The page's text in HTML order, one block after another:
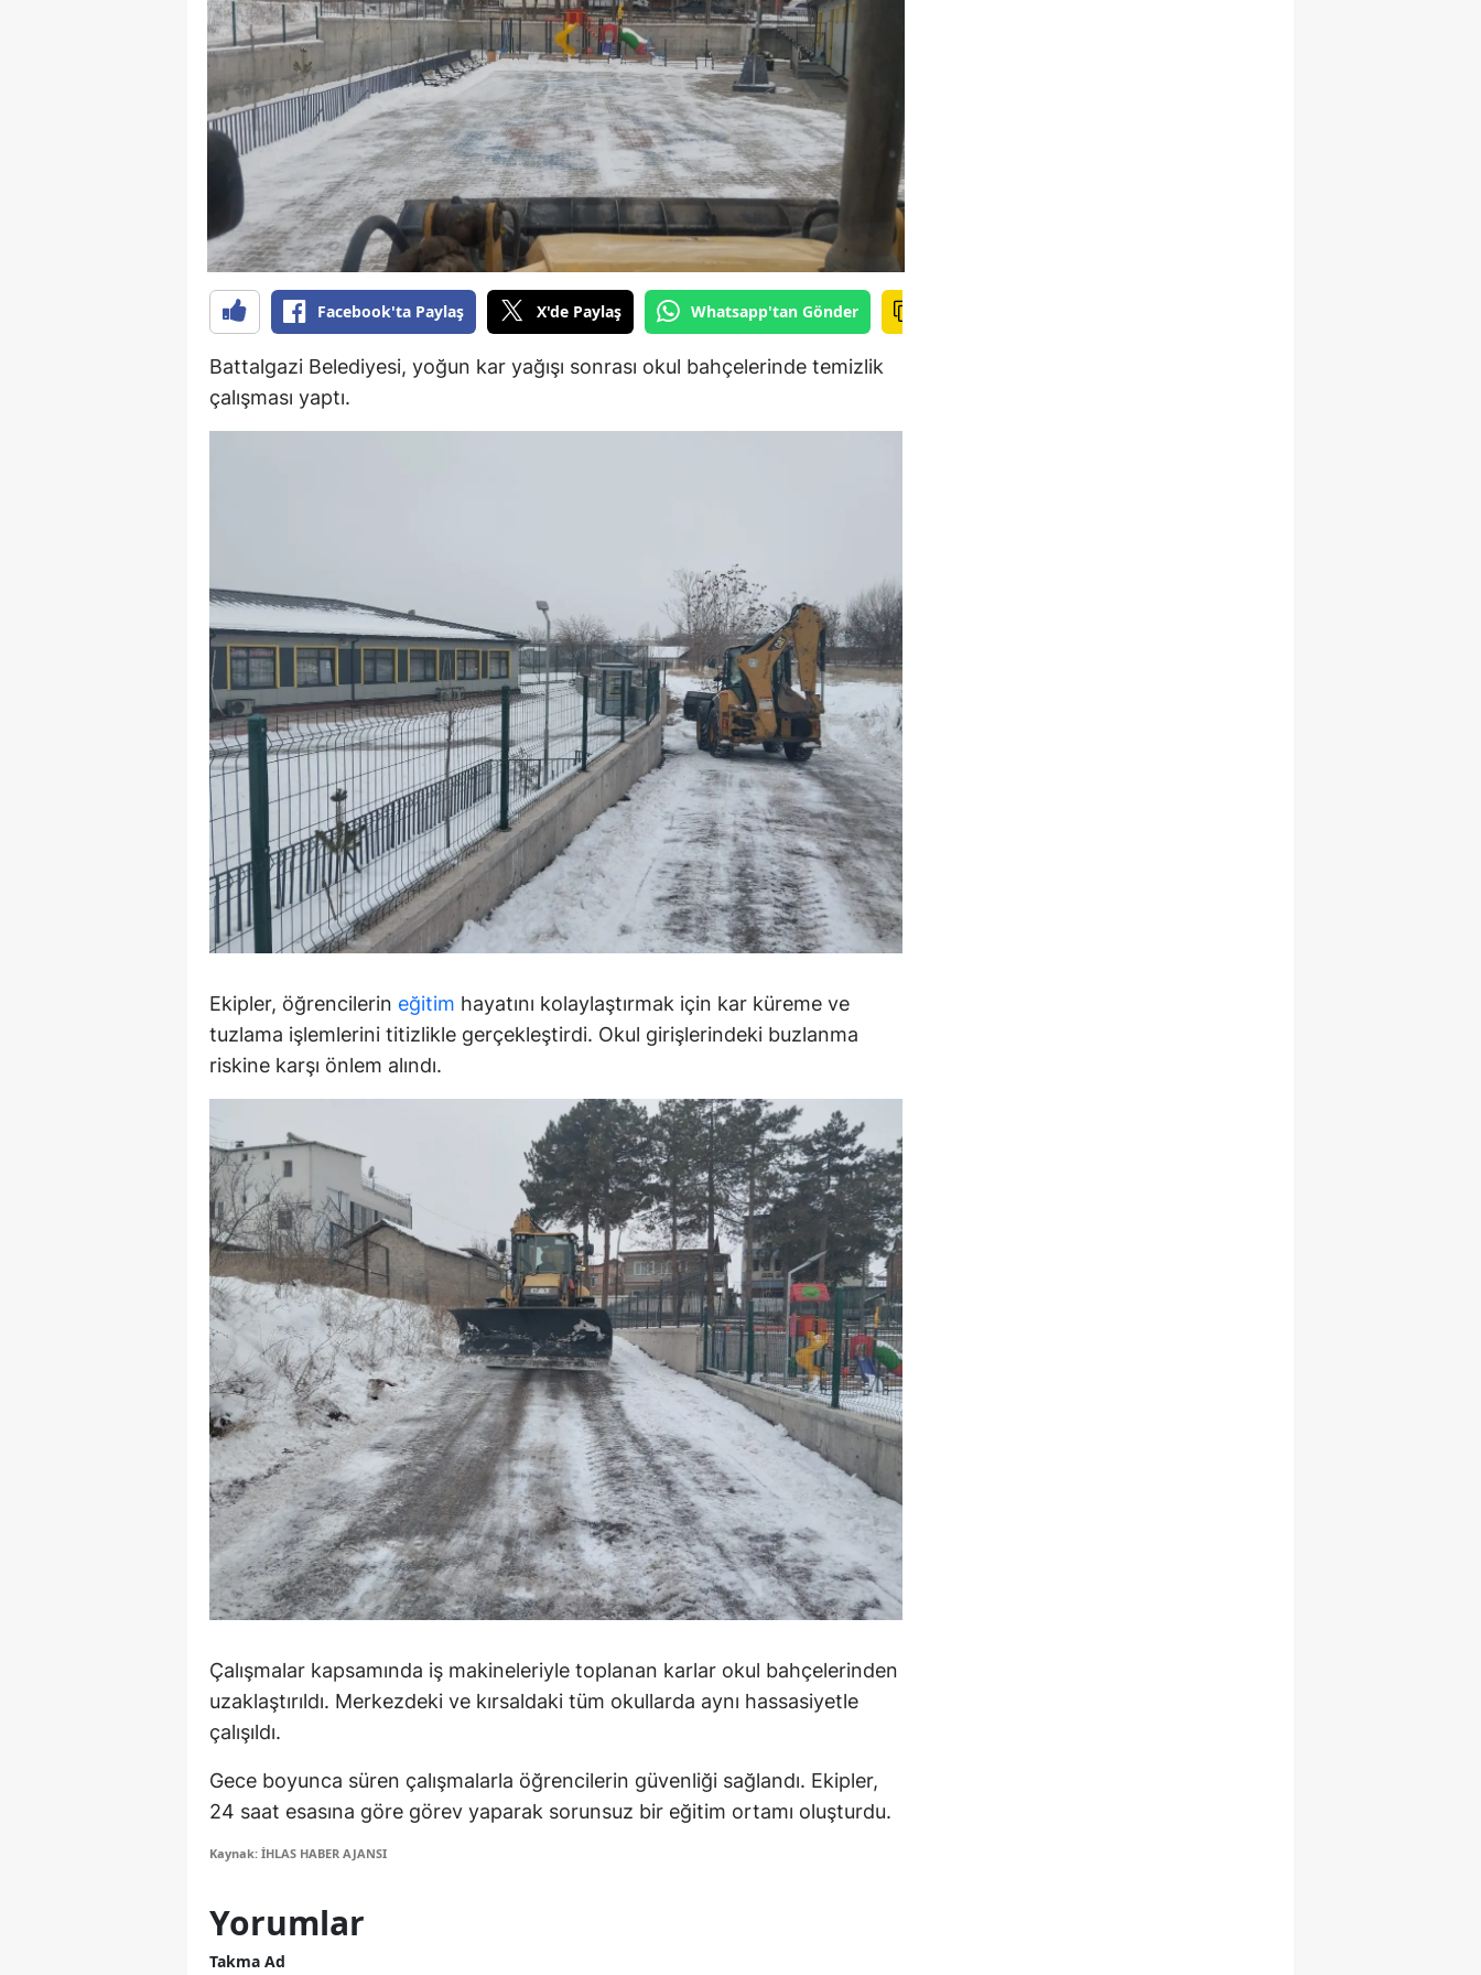
Bilecik
Bingöl
Bitlis
Bolu
Burdur
Bursa
Çanakkale
Çankırı
Çorum
Denizli
Erzincan
Erzurum
Eskişehir
Gaziantep
Giresun
Gümüşhane
Hakkari
Hatay
Mersin
Kastamonu
Kayseri
Kırklareli
Kırşehir
Kocaeli
Konya
Kütahya
Malatya
Manisa
Kahramanmaraş
Muğla
Nevşehir
Facebook'ta Paylaş X'de Paylaş Whatsapp'tan Gönder
Battalgazi Belediyesi, yoğun kar yağışı sonrası okul bahçelerinde temizlik
çalışması yaptı.
Ekipler, öğrencilerin eğitim hayatını kolaylaştırmak için kar küreme ve
tuzlama işlemlerini titizlikle gerçekleştirdi. Okul girişlerindeki buzlanma
riskine karşı önlem alındı.
Çalışmalar kapsamında iş makineleriyle toplanan karlar okul bahçelerinden
uzaklaştırıldı. Merkezdeki ve kırsaldaki tüm okullarda aynı hassasiyetle
çalışıldı.
Gece boyunca süren çalışmalarla öğrencilerin güvenliği sağlandı. Ekipler,
24 saat esasına göre görev yaparak sorunsuz bir eğitim ortamı oluşturdu.
Kaynak: İHLAS HABER AJANSI
Yorumlar
Takma Ad